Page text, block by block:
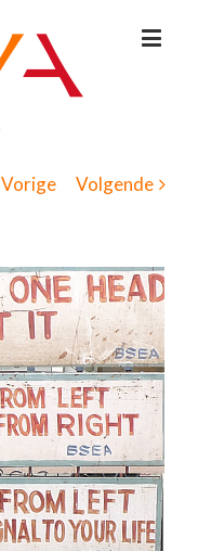
Vorige Volgende